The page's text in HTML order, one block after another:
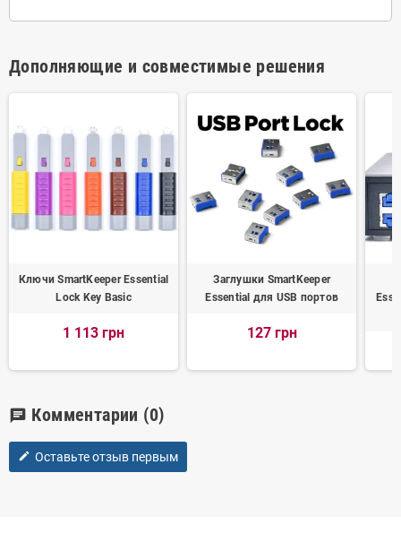
Дополняющие и совместимые решения
Ключи SmartKeeper Essential
Lock Key Basic
1 113 грн
Заглушки SmartKeeper
Essential для USB портов
127 грн
chat Комментарии (0)
edit Оставьте отзыв первым